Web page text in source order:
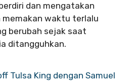
dan mengatakan
waktu terlalu
berubah sejak saat
ditangguhkan.
Tulsa King dengan Samuel